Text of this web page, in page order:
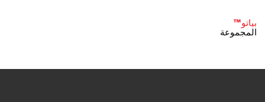
بياتو™
المجموعة